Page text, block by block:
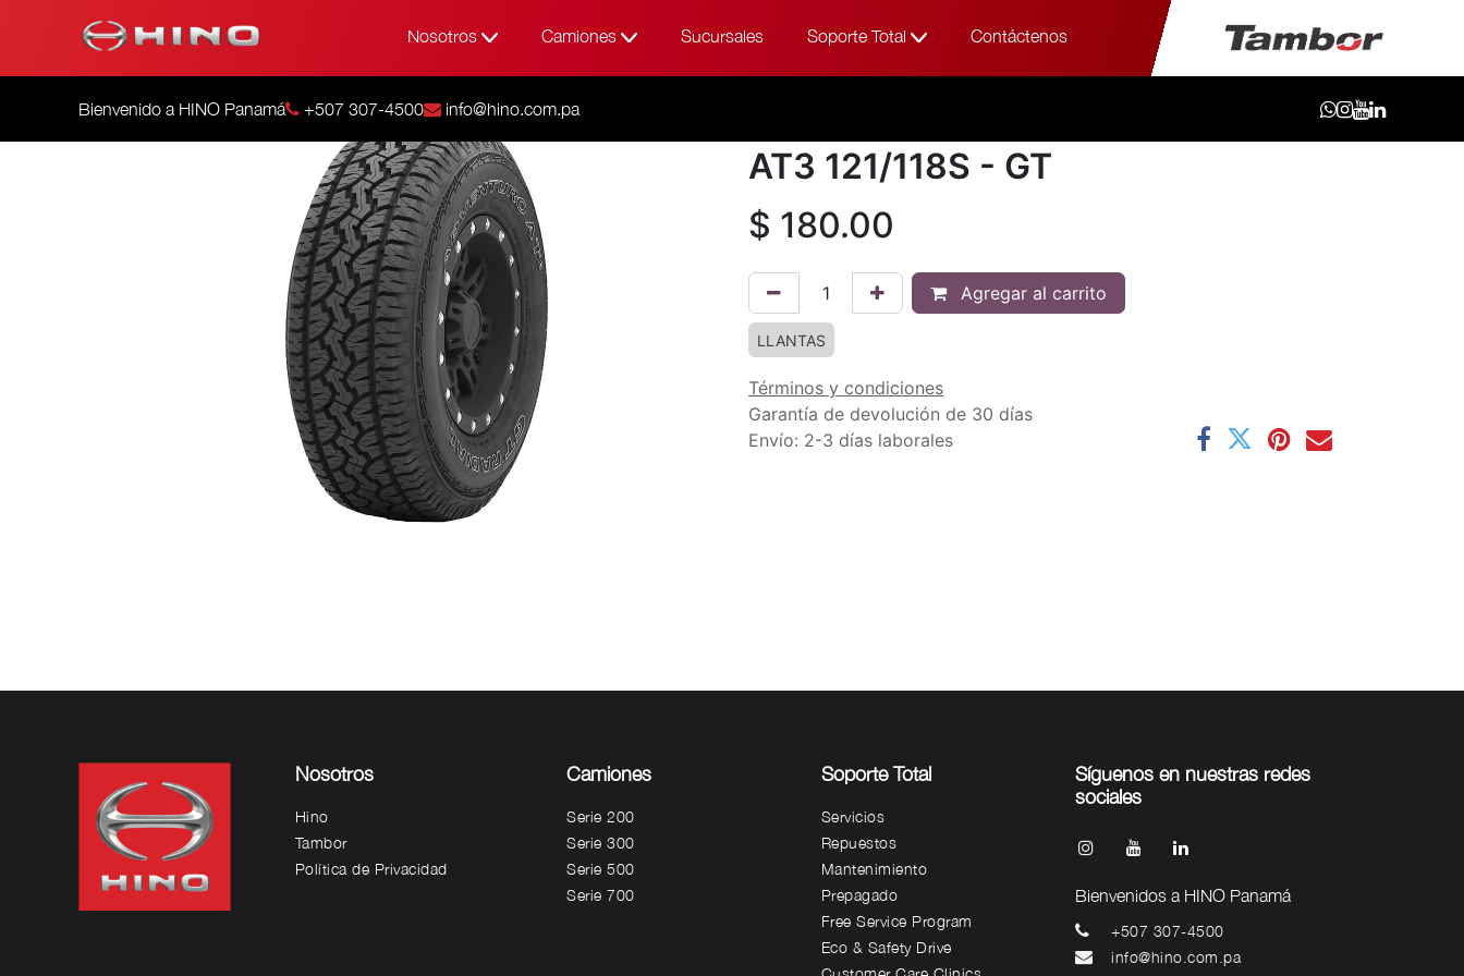
Nosotros Camiones Sucursales Soporte Total Contáctenos
Bienvenido a HINO Panamá +507 307-4500 info@hino.com.pa
Todos los productos
265/60R20 10PR ADVENTURO AT3 121/118S - GT
AT3 121/118S - GT
$ 180.00
Agregar al carrito
LLANTAS
Términos y condiciones
Garantía de devolución de 30 días
Envío: 2-3 días laborales
Nosotros
Hino
Tambor
Política de Privacidad
Camiones
Serie 200
Serie 300
Serie 500
Serie 700
Soporte Total
Servicios
Repuestos
Mantenimiento
Prepagado
Free Service Program
Eco & Safety Drive
Síguenos en nuestras redes
sociales
Bienvenidos a HINO Panamá
+507 307-4500
info@hino.com.pa